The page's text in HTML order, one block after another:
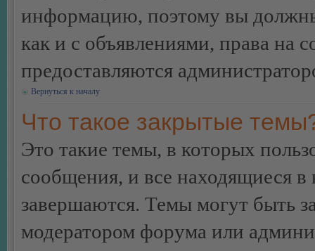
информацию, поэтому вы
как и с объявлениями, права на
предоставляются
Вернуться к началу
Что такое закрытые
Это такие темы, в которых
сообщения, и все находящиеся
завершаются. Темы могут быть
модератором форума или